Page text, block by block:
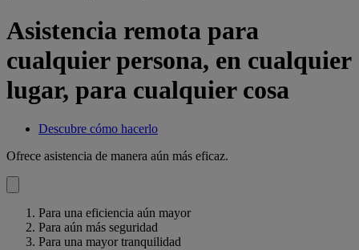
Asistencia remota para
cualquier persona, en cualquier
lugar, para cualquier cosa
Descubre cómo hacerlo
Ofrece asistencia de manera aún más eficaz.
Para una eficiencia aún mayor
Para aún más seguridad
Para una mayor tranquilidad